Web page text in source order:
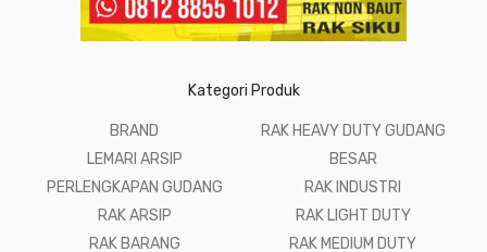
Kategori Produk
BRAND
LEMARI ARSIP
PERLENGKAPAN GUDANG
RAK ARSIP
RAK BARANG
RAK HEAVY DUTY GUDANG
BESAR
RAK INDUSTRI
RAK LIGHT DUTY
RAK MEDIUM DUTY